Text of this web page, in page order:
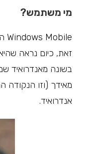
מי משתמש?
זאת, כיום נראה
מאידך (וזו
אנדרואיד.